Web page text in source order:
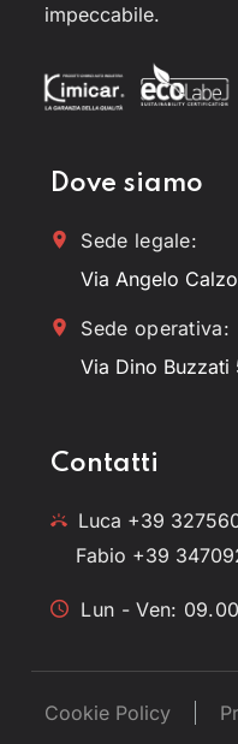
impeccabile.
Dove siamo
Sede legale:
Via Angelo
Sede operativa:
Via Dino Buzzati
Contatti
Luca +39
Fabio +39
Lun - Ven:
Cookie Policy